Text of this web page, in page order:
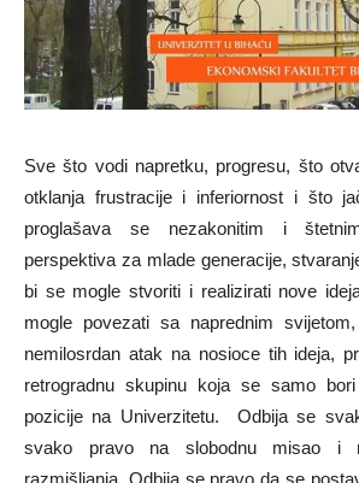
Sve što vodi napretku, progresu, što
otklanja frustracije i inferiornost i što
proglašava se nezakonitim i
perspektiva za mlade generacije,
bi se mogle stvoriti i realizirati nove
mogle povezati sa naprednim
nemilosrdan atak na nosioce tih ideja,
retrogradnu skupinu koja se samo
pozicije na Univerzitetu. Odbija se
svako pravo na slobodnu misao i